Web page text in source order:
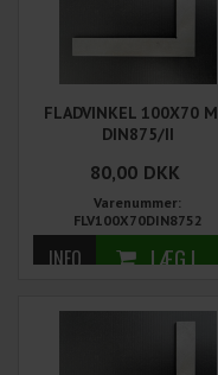
FLADVINKEL 100X70
DIN875/II
80,00 DKK
Varenummer:
FLV100X70DIN8752